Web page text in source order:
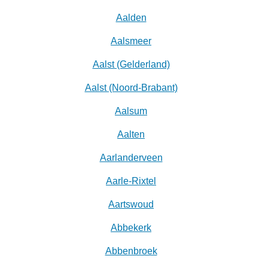
Aalden
Aalsmeer
Aalst (Gelderland)
Aalst (Noord-Brabant)
Aalsum
Aalten
Aarlanderveen
Aarle-Rixtel
Aartswoud
Abbekerk
Abbenbroek